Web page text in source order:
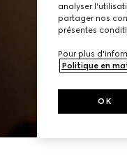
analyser
partager nos
présentes
Pour plus
Politique en
OK